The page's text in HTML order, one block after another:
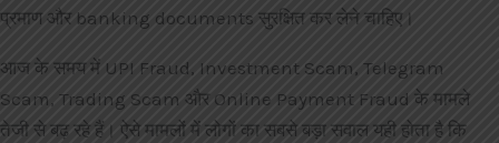
प्रमाण और banking documents सुरक्षित कर लेने चाहिए।
आज के समय में UPI Fraud, Investment Scam, Telegram
Scam, Trading Scam और Online Payment Fraud के मामले
तेजी से बढ़ रहे हैं। ऐसे मामलों में लोगों का सबसे बड़ा सवाल यही होता है कि